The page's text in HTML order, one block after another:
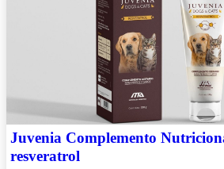
Juvenia Complemento
resveratrol